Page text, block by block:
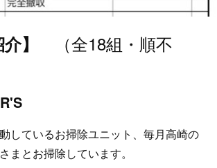
】
（全18組・順不
しているお掃除ユニット、毎月高崎の
まとお掃除しています。